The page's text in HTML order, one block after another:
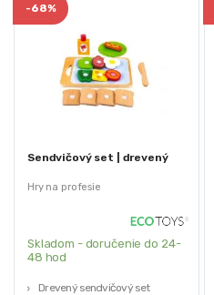
Hry na profesie
-68%
Sendvičový set | drevený
Skladom - doručenie do 24-
48 hod
Drevený sendvičový set